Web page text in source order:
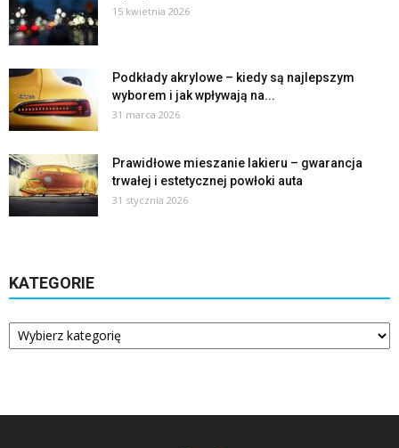
15 kwietnia 2026
Podkłady akrylowe – kiedy są najlepszym
wyborem i jak wpływają na...
31 marca 2026
Prawidłowe mieszanie lakieru – gwarancja
trwałej i estetycznej powłoki auta
31 stycznia 2026
KATEGORIE
Kategorie